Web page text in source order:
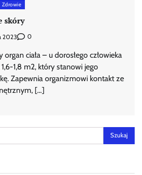
Zdrowie
skóry
2023 0
ciała – u dorosłego człowieka
1,8 m2, który stanowi jego
Zapewnia organizmowi kontakt ze
[…]